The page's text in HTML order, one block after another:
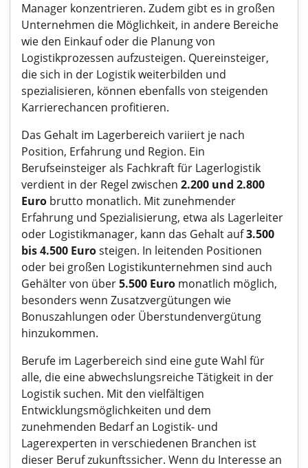
Manager konzentrieren. Zudem gibt es in großen
Unternehmen die Möglichkeit, in andere Bereiche
wie den Einkauf oder die Planung von
Logistikprozessen aufzusteigen. Quereinsteiger,
die sich in der Logistik weiterbilden und
spezialisieren, können ebenfalls von steigenden
Karrierechancen profitieren.
Das Gehalt im Lagerbereich variiert je nach
Position, Erfahrung und Region. Ein
Berufseinsteiger als Fachkraft für Lagerlogistik
verdient in der Regel zwischen 2.200 und 2.800
Euro brutto monatlich. Mit zunehmender
Erfahrung und Spezialisierung, etwa als Lagerleiter
oder Logistikmanager, kann das Gehalt auf3.500
bis 4.500 Eurosteigen. In leitenden Positionen
oder bei großen Logistikunternehmen sind auch
Gehälter von über5.500 Euro monatlich möglich,
besonders wenn Zusatzvergütungen wie
Bonuszahlungen oder Überstundenvergütung
hinzukommen.
Berufe im Lagerbereich sind eine gute Wahl für
alle, die eine abwechslungsreiche Tätigkeit in der
Logistik suchen. Mit den vielfältigen
Entwicklungsmöglichkeiten und dem
zunehmenden Bedarf an Logistik- und
Lagerexperten in verschiedenen Branchen ist
dieser Beruf zukunftssicher. Wenn du Interesse an